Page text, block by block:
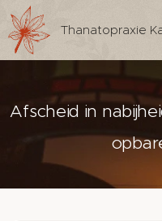
Thanatopraxie
Afscheid in